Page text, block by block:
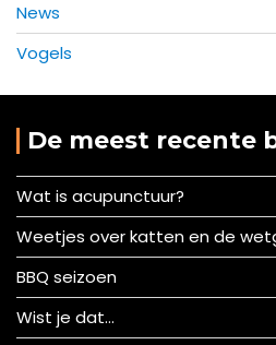
News
Vogels
De meest recente
Wat is acupunctuur?
Weetjes over katten en de
BBQ seizoen
Wist je dat…